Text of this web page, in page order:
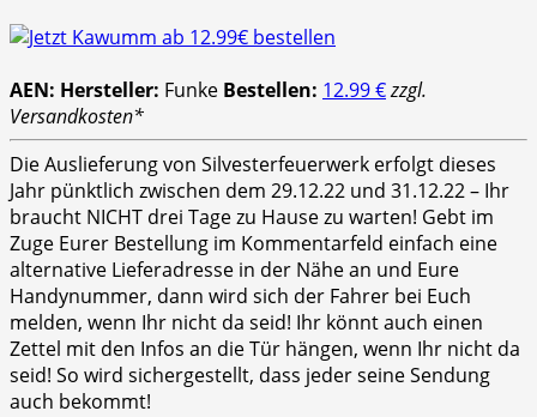
AEN: Hersteller: Funke Bestellen: 12.99 €zzgl.
Versandkosten*
Die Auslieferung von Silvesterfeuerwerk erfolgt dieses
Jahr pünktlich zwischen dem 29.12.22 und 31.12.22 – Ihr
braucht NICHT drei Tage zu Hause zu warten! Gebt im
Zuge Eurer Bestellung im Kommentarfeld einfach eine
alternative Lieferadresse in der Nähe an und Eure
Handynummer, dann wird sich der Fahrer bei Euch
melden, wenn Ihr nicht da seid! Ihr könnt auch einen
Zettel mit den Infos an die Tür hängen, wenn Ihr nicht da
seid! So wird sichergestellt, dass jeder seine Sendung
auch bekommt!